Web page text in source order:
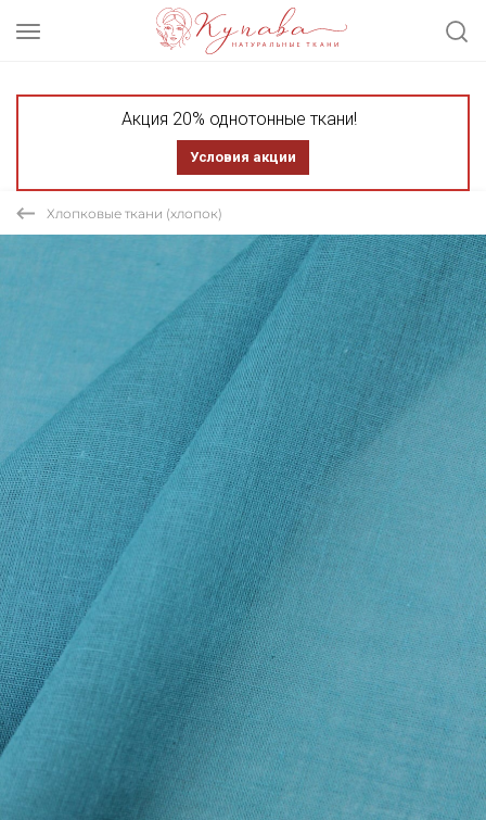
Акция 20% однотонные ткани!
Условия акции
Хлопковые ткани (хлопок)